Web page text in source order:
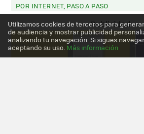
POR INTERNET, PASO A PASO
Utilizamos cookies de terceros para
de audiencia y mostrar publicidad
analizando tu navegación. Si sigues
aceptando su uso. Más información